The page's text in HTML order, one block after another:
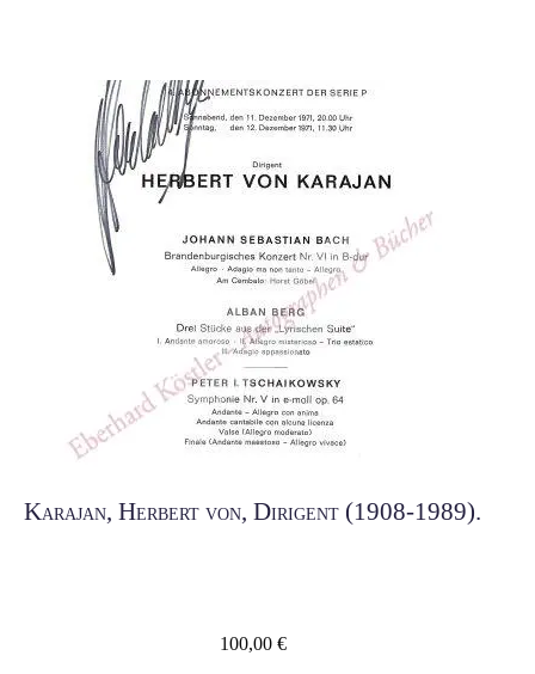
Karajan, Herbert von, Dirigent (1908-1989).
100,00 €